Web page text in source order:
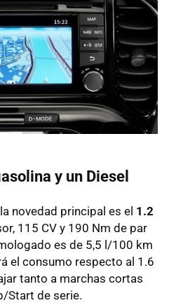
y un Diesel
novedad principal es el 1.2
115 CV y 190 Nm de par
es de 5,5 l/100 km
el consumo respecto al 1.6
tanto a marchas cortas
Start de serie.